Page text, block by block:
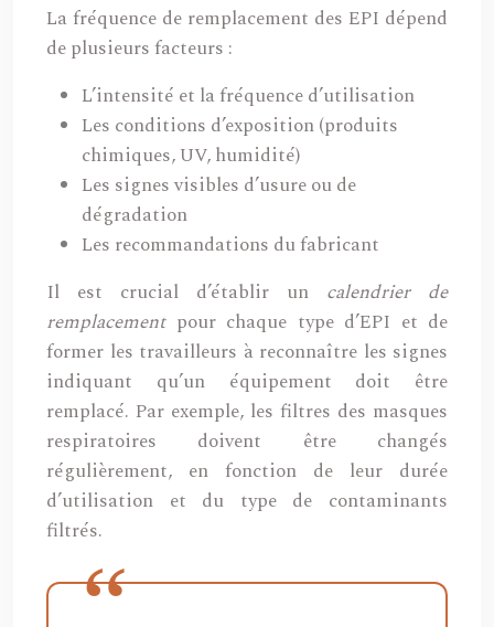
La fréquence de remplacement des EPI dépend
de plusieurs facteurs :
L’intensité et la fréquence d’utilisation
Les conditions d’exposition (produits
chimiques, UV, humidité)
Les signes visibles d’usure ou de
dégradation
Les recommandations du fabricant
Il est crucial d’établir un calendrier de
remplacement pour chaque type d’EPI et de
former les travailleurs à reconnaître les signes
indiquant qu’un équipement doit être
remplacé. Par exemple, les filtres des masques
respiratoires doivent être changés
régulièrement, en fonction de leur durée
d’utilisation et du type de contaminants
filtrés.